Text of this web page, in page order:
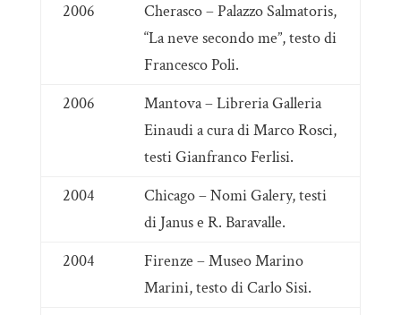
2006
Cherasco – Palazzo Salmatoris,
“La neve secondo me”, testo di
Francesco Poli.
2006
Mantova – Libreria Galleria
Einaudi a cura di Marco Rosci,
testi Gianfranco Ferlisi.
2004
Chicago – Nomi Galery, testi
di Janus e R. Baravalle.
2004
Firenze – Museo Marino
Marini, testo di Carlo Sisi.